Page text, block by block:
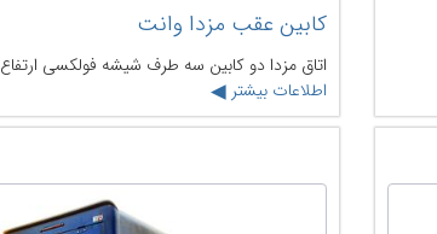
کابین عقب مزدا وانت
اتاق مزدا دو کابین سه طرف شیشه فولکسی ارتفاع 135
اطلاعات بیشتر